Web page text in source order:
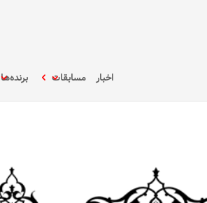
اخبار مسابقات برنده‌ها